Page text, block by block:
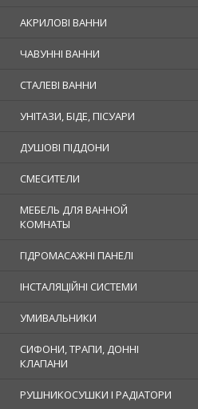
АКРИЛОВІ ВАННИ
ЧАВУННІ ВАННИ
СТАЛЕВІ ВАННИ
УНІТАЗИ, БІДЕ, ПІСУАРИ
ДУШОВІ ПІДДОНИ
СМЕСИТЕЛИ
МЕБЕЛЬ ДЛЯ ВАННОЙ
КОМНАТЫ
ГІДРОМАСАЖНІ ПАНЕЛІ
ІНСТАЛЯЦІЙНІ СИСТЕМИ
УМИВАЛЬНИКИ
СИФОНИ, ТРАПИ, ДОННІ
КЛАПАНИ
РУШНИКОСУШКИ І РАДІАТОРИ